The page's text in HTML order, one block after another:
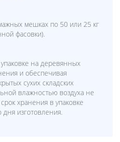
мешках по 50 или 25 кг
фасовки).
на деревянных
и обеспечивая
сухих складских
влажностью воздуха не
хранения в упаковке
дня изготовления.